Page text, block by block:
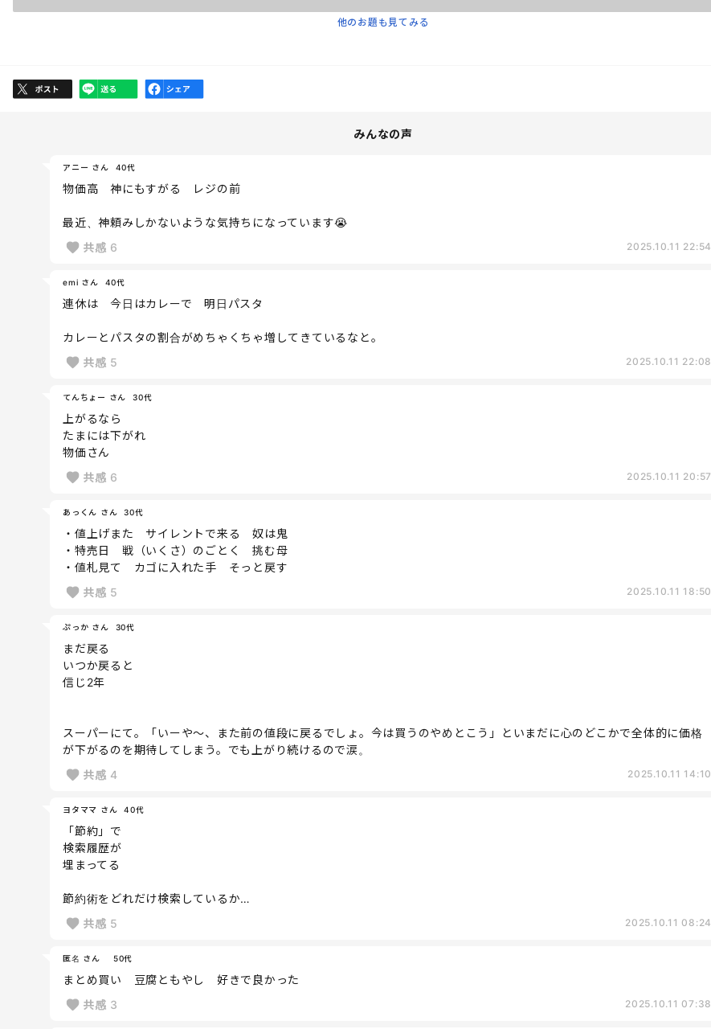
他のお題も見てみる
みんなの声
アニー さん 40代
物価高 神にもすがる レジの前
最近、神頼みしかないような気持ちになっています😭
共感 6 2025.10.11 22:54
emi さん 40代
連休は 今日はカレーで 明日パスタ
カレーとパスタの割合がめちゃくちゃ増してきているなと。
共感 5 2025.10.11 22:08
てんちょー さん 30代
上がるなら
たまには下がれ
物価さん
共感 6 2025.10.11 20:57
あっくん さん 30代
・値上げまた サイレントで来る 奴は鬼
・特売日 戦（いくさ）のごとく 挑む母
・値札見て カゴに入れた手 そっと戻す
共感 5 2025.10.11 18:50
ぷっか さん 30代
まだ戻る
いつか戻ると
信じ2年
スーパーにて。「いーや〜、また前の値段に戻るでしょ。今は買うのやめとこう」といまだに心のどこかで全体的に価格
が下がるのを期待してしまう。でも上がり続けるので涙。
共感 4 2025.10.11 14:10
ヨタママ さん 40代
「節約」で
検索履歴が
埋まってる
節約術をどれだけ検索しているか…
共感 5 2025.10.11 08:24
匿名 さん 50代
まとめ買い 豆腐ともやし 好きで良かった
共感 3 2025.10.11 07:38